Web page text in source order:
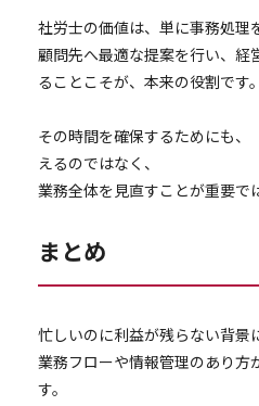
社労士の価値は、単に事務処理
顧問先へ最適な提案を行い、経
ることこそが、本来の役割です。
その時間を確保するためにも
えるのではなく、
業務全体を見直すことが重要で
まとめ
忙しいのに利益が残らない背景
業務フローや情報管理のあり方
す。